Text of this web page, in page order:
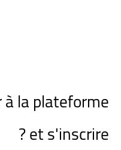
la plateforme
et s'inscrire ?